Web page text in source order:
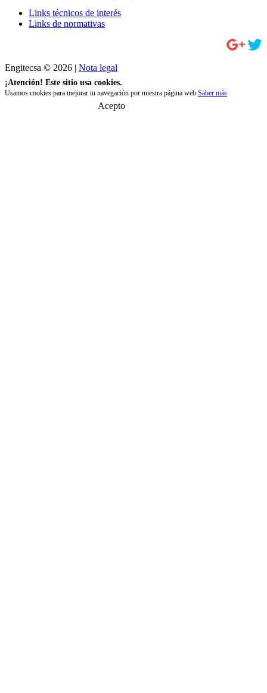
Links técnicos de interés
Links de normativas
Engitecsa © 2026 | Nota legal
¡Atención! Este sitio usa cookies.
Usamos cookies para mejorar tu navegación por nuestra página web Saber más
Acepto